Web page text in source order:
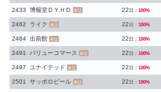
2433 博報堂ＤＹＨＤ 東証 22 日： 100%
2462 ライク 東証 22 日： 100%
2484 出前館 東証 22 日： 100%
2491 バリューコマース 東証 22 日： 100%
2497 ユナイテッド 東証 22 日： 100%
2501 サッポロビール 東証 22 日： 100%